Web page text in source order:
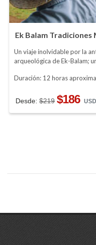
Ek Balam Tradiciones
Un viaje inolvidable por la
arqueológica de Ek-Balam;
Duración: 12 horas
Desde: $219 $186 USD